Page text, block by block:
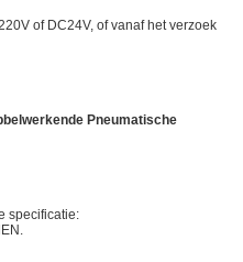
of DC24V, of vanaf het verzoek
Pneumatische
specificatie: